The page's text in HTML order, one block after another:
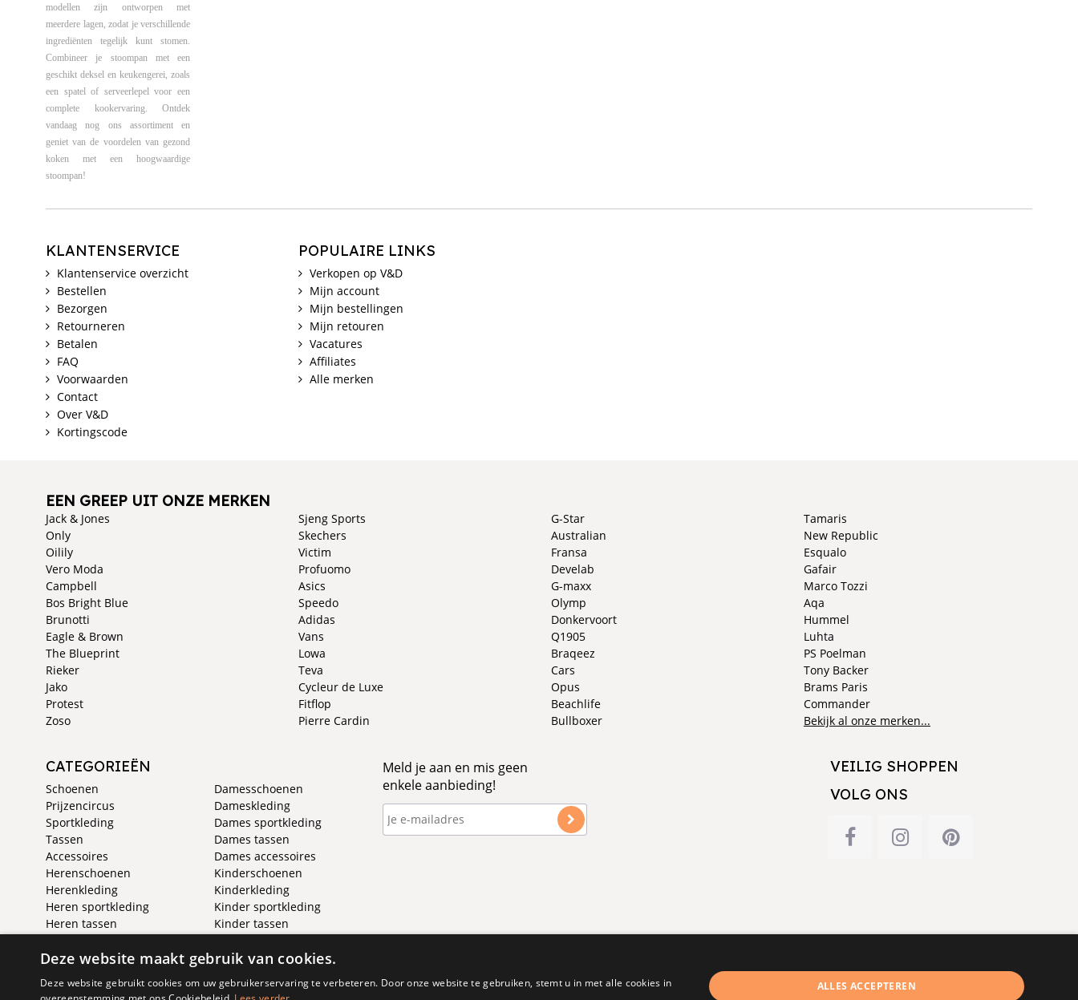
modellen zijn ontworpen met
meerdere lagen, zodat je verschillende
ingrediënten tegelijk kunt stomen.
Combineer je stoompan met een
geschikt deksel en keukengerei, zoals
een spatel of serveerlepel voor een
complete kookervaring. Ontdek
vandaag nog ons assortiment en
geniet van de voordelen van gezond
koken met een hoogwaardige
stoompan!
KLANTENSERVICE
Klantenservice overzicht
Bestellen
Bezorgen
Retourneren
Betalen
FAQ
Voorwaarden
Contact
Over V&D
Kortingscode
POPULAIRE LINKS
Verkopen op V&D
Mijn account
Mijn bestellingen
Mijn retouren
Vacatures
Affiliates
Alle merken
EEN GREEP UIT ONZE MERKEN
Jack & Jones
Only
Oilily
Vero Moda
Campbell
Bos Bright Blue
Brunotti
Eagle & Brown
The Blueprint
Rieker
Jako
Protest
Zoso
Sjeng Sports
Skechers
Victim
Profuomo
Asics
Speedo
Adidas
Vans
Lowa
Teva
Cycleur de Luxe
Fitflop
Pierre Cardin
G-Star
Australian
Fransa
Develab
G-maxx
Olymp
Donkervoort
Q1905
Braqeez
Cars
Opus
Beachlife
Bullboxer
Tamaris
New Republic
Esqualo
Gafair
Marco Tozzi
Aqa
Hummel
Luhta
PS Poelman
Tony Backer
Brams Paris
Commander
Bekijk al onze merken...
CATEGORIEËN
Schoenen
Prijzencircus
Sportkleding
Tassen
Accessoires
Herenschoenen
Herenkleding
Heren sportkleding
Heren tassen
Damesschoenen
Dameskleding
Dames sportkleding
Dames tassen
Dames accessoires
Kinderschoenen
Kinderkleding
Kinder sportkleding
Kinder tassen
Meld je aan en mis geen
enkele aanbieding!
VEILIG SHOPPEN
VOLG ONS
Deze website maakt gebruik van cookies.
Deze website gebruikt cookies om uw gebruikerservaring te verbeteren. Door onze website te gebruiken, stemt u in met alle cookies in
ALLES ACCEPTEREN